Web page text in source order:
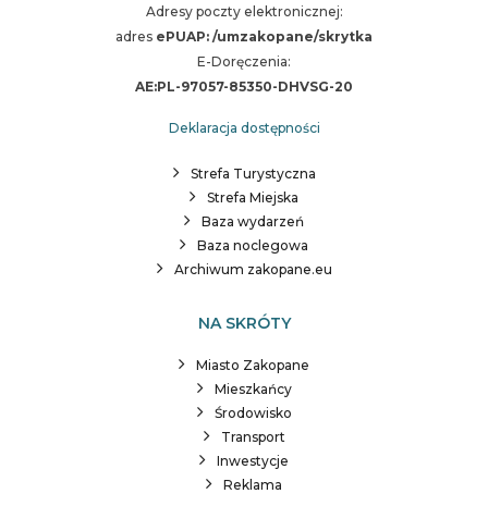
Adresy poczty elektronicznej:
adres ePUAP: /umzakopane/skrytka
E-Doręczenia:
AE:PL-97057-85350-DHVSG-20
Deklaracja dostępności
Strefa Turystyczna
Strefa Miejska
Baza wydarzeń
Baza noclegowa
Archiwum zakopane.eu
NA SKRÓTY
Miasto Zakopane
Mieszkańcy
Środowisko
Transport
Inwestycje
Reklama